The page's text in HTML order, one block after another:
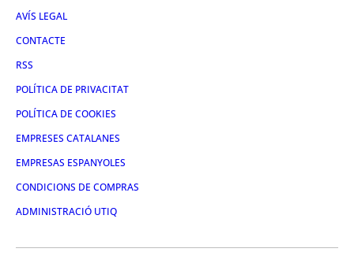
AVÍS LEGAL
CONTACTE
RSS
POLÍTICA DE PRIVACITAT
POLÍTICA DE COOKIES
EMPRESES CATALANES
EMPRESAS ESPANYOLES
CONDICIONS DE COMPRAS
ADMINISTRACIÓ UTIQ